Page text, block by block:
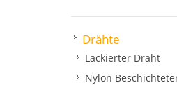
Drähte
Lackierter Draht
Nylon